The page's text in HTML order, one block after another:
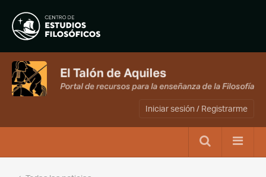
Iniciar sesión / Registrarme